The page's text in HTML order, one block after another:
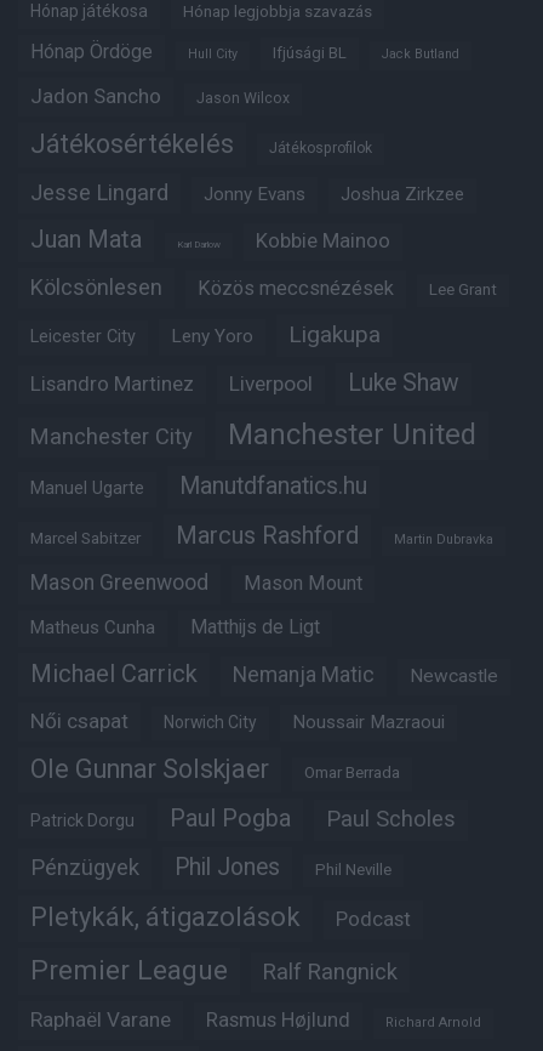
Hónap játékosa Hónap legjobbja szavazás
Hónap Ördöge Hull City Ifjúsági BL Jack Butland
Jadon Sancho Jason Wilcox
Játékosértékelés Játékosprofilok
Jesse Lingard Jonny Evans Joshua Zirkzee
Juan Mata Karl Darlow Kobbie Mainoo
Kölcsönlesen Közös meccsnézések Lee Grant
Leicester City Leny Yoro Ligakupa
Lisandro Martinez Liverpool Luke Shaw
Manchester City Manchester United
Manuel Ugarte Manutdfanatics.hu
Marcel Sabitzer Marcus Rashford Martin Dubravka
Mason Greenwood Mason Mount
Matheus Cunha Matthijs de Ligt
Michael Carrick Nemanja Matic Newcastle
Női csapat Norwich City Noussair Mazraoui
Ole Gunnar Solskjaer Omar Berrada
Patrick Dorgu Paul Pogba Paul Scholes
Pénzügyek Phil Jones Phil Neville
Pletykák, átigazolások Podcast
Premier League Ralf Rangnick
Raphaël Varane Rasmus Højlund Richard Arnold